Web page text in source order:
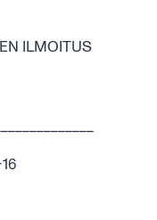
ILMOITUS